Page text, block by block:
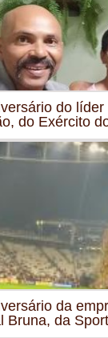
do
do Exército
da
Bruna, da